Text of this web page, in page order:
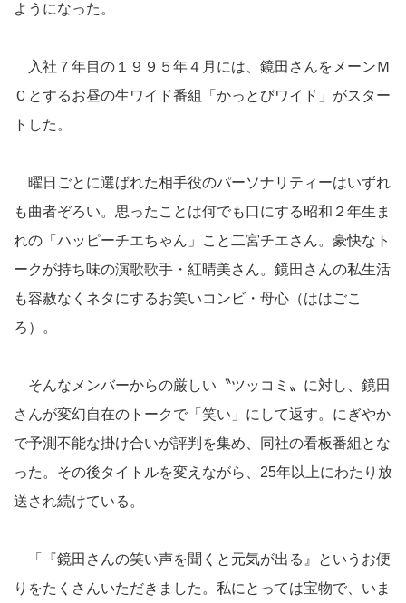
ようになった。
入社７年目の１９９５年４月には、鏡田さんをメーンＭ
Ｃとするお昼の生ワイド番組「かっとびワイド」がスター
トした。
曜日ごとに選ばれた相手役のパーソナリティーはいずれ
も曲者ぞろい。思ったことは何でも口にする昭和２年生ま
れの「ハッピーチエちゃん」こと二宮チエさん。豪快なト
ークが持ち味の演歌歌手・紅晴美さん。鏡田さんの私生活
も容赦なくネタにするお笑いコンビ・母心（ははごこ
ろ）。
そんなメンバーからの厳しい〝ツッコミ〟に対し、鏡田
さんが変幻自在のトークで「笑い」にして返す。にぎやか
で予測不能な掛け合いが評判を集め、同社の看板番組とな
った。その後タイトルを変えながら、25年以上にわたり放
送され続けている。
「『鏡田さんの笑い声を聞くと元気が出る』というお便
りをたくさんいただきました。私にとっては宝物で、いま